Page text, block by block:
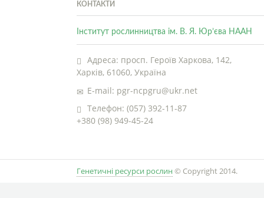
КОНТАКТИ
Інститут рослинництва ім. В. Я. Юр’єва НААН
Адреса: просп. Героїв Харкова, 142,
Харків, 61060, Україна
E-mail: pgr-ncpgru@ukr.net
Телефон: (057) 392-11-87
+380 (98) 949-45-24
Генетичні ресурси рослин © Copyright 2014.